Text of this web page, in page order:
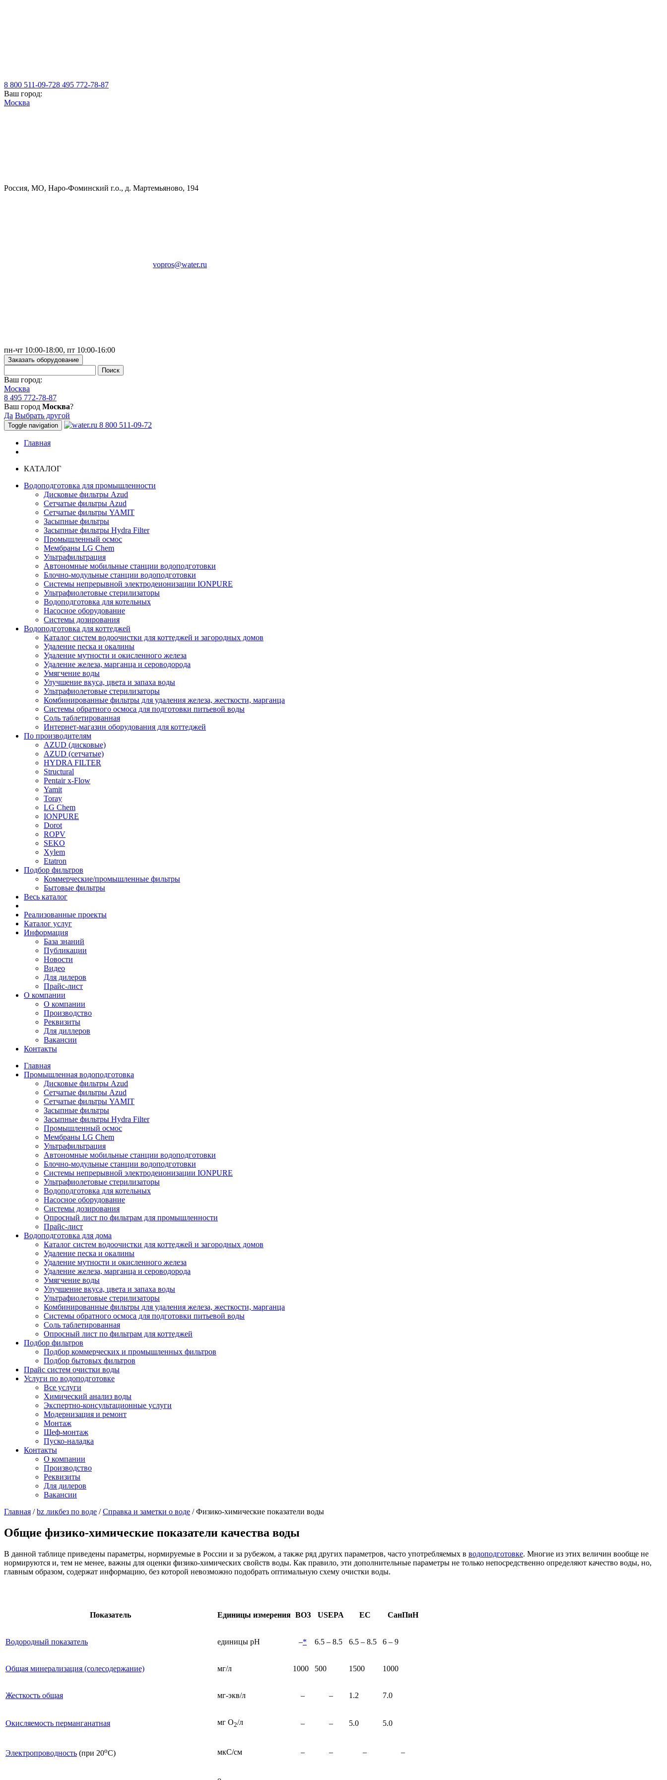
8 800 511-09-728 495 772-78-87
Ваш город:
Москва
Россия, МO, Наро-Фоминский г.о., д. Мартемьяново, 194
vopros@water.ru
пн-чт 10:00-18:00, пт 10:00-16:00
Заказать оборудование
Ваш город:
Москва
8 495 772-78-87
Ваш город Москва?
Да Выбрать другой
Toggle navigation 8 800 511-09-72
Главная
КАТАЛОГ
Водоподготовка для промышленности
Дисковые фильтры Azud
Сетчатые фильтры Azud
Сетчатые фильтры YAMIT
Засыпные фильтры
Засыпные фильтры Hydra Filter
Промышленный осмос
Мембраны LG Chem
Ультрафильтрация
Автономные мобильные станции водоподготовки
Блочно-модульные станции водоподготовки
Системы непрерывной электродеионизации IONPURE
Ультрафиолетовые стерилизаторы
Водоподготовка для котельных
Насосное оборудование
Системы дозирования
Водоподготовка для коттеджей
Каталог систем водоочистки для коттеджей и загородных домов
Удаление песка и окалины
Удаление мутности и окисленного железа
Удаление железа, марганца и сероводорода
Умягчение воды
Улучшение вкуса, цвета и запаха воды
Ультрафиолетовые стерилизаторы
Комбинированные фильтры для удаления железа, жесткости, марганца
Системы обратного осмоса для подготовки питьевой воды
Соль таблетированная
Интернет-магазин оборудования для коттеджей
По производителям
AZUD (дисковые)
AZUD (сетчатые)
HYDRA FILTER
Structural
Pentair x-Flow
Yamit
Toray
LG Chem
IONPURE
Dorot
ROPV
SEKO
Xylem
Etatron
Подбор фильтров
Коммерческие/промышленные фильтры
Бытовые фильтры
Весь каталог
Реализованные проекты
Каталог услуг
Информация
База знаний
Публикации
Новости
Видео
Для дилеров
Прайс-лист
О компании
О компании
Производство
Реквизиты
Для диллеров
Вакансии
Контакты
Главная
Промышленная водоподготовка
Дисковые фильтры Azud
Сетчатые фильтры Azud
Сетчатые фильтры YAMIT
Засыпные фильтры
Засыпные фильтры Hydra Filter
Промышленный осмос
Мембраны LG Chem
Ультрафильтрация
Автономные мобильные станции водоподготовки
Блочно-модульные станции водоподготовки
Системы непрерывной электродеионизации IONPURE
Ультрафиолетовые стерилизаторы
Водоподготовка для котельных
Насосное оборудование
Системы дозирования
Опросный лист по фильтрам для промышленности
Прайс-лист
Водоподготовка для дома
Каталог систем водоочистки для коттеджей и загородных домов
Удаление песка и окалины
Удаление мутности и окисленного железа
Удаление железа, марганца и сероводорода
Умягчение воды
Улучшение вкуса, цвета и запаха воды
Ультрафиолетовые стерилизаторы
Комбинированные фильтры для удаления железа, жесткости, марганца
Системы обратного осмоса для подготовки питьевой воды
Соль таблетированная
Опросный лист по фильтрам для коттеджей
Подбор фильтров
Подбор коммерческих и промышленных фильтров
Подбор бытовых фильтров
Прайс систем очистки воды
Услуги по водоподготовке
Все услуги
Химический анализ воды
Экспертно-консультационные услуги
Модернизация и ремонт
Монтаж
Шеф-монтаж
Пуско-наладка
Контакты
О компании
Производство
Реквизиты
Для дилеров
Вакансии
Главная /bz ликбез по воде /Справка и заметки о воде /Физико-химические показатели воды
Общие физико-химические показатели качества воды
В данной таблице приведены параметры, нормируемые в России и за рубежом, а также ряд других параметров, часто употребляемых в водоподготовке. Многие из этих величин вообще не
нормируются и, тем не менее, важны для оценки физико-химических свойств воды. Как правило, эти дополнительные параметры не только непосредственно определяют качество воды, но,
главным образом, содержат информацию, без которой невозможно подобрать оптимальную схему очистки воды.
Показатель Единицы измерения ВОЗ USEPA ЕС СанПиН
Водородный показатель единицы рН –* 6.5 – 8.5 6.5 – 8.5 6 – 9
Общая минерализация (солесодержание) мг/л 1000 500 1500 1000
Жесткость общая мг-экв/л – – 1.2 7.0
Окисляемость перманганатная мг О2/л – – 5.0 5.0
Электропроводность (при 20оС) мкС/см – – – –